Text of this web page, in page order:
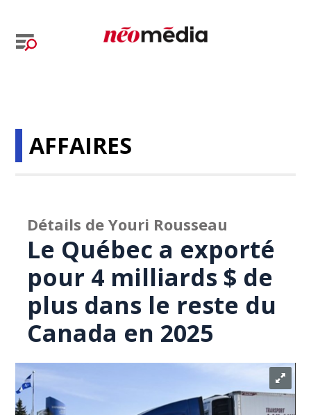
AFFAIRES
Détails de Youri Rousseau
Le Québec a exporté
pour 4 milliards $ de
plus dans le reste du
Canada en 2025